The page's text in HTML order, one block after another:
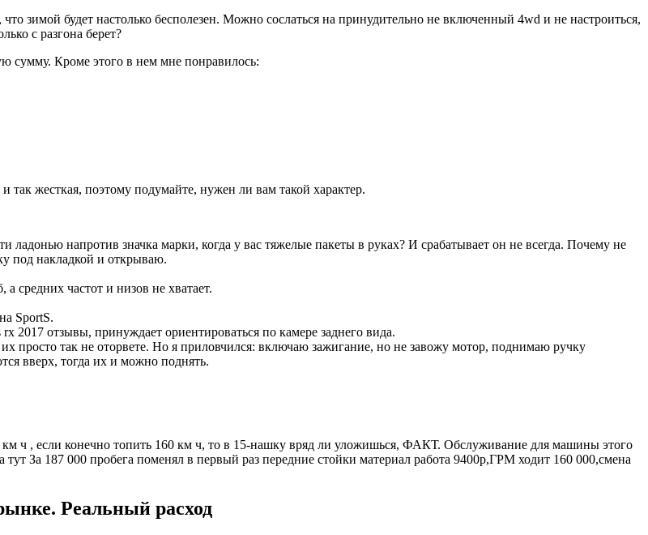
зимой будет настолько бесполезен. Можно сослаться на принудительно не включенный 4wd и не настроиться,
с разгона берет?
сумму. Кроме этого в нем мне понравилось:
так жесткая, поэтому подумайте, нужен ли вам такой характер.
напротив значка марки, когда у вас тяжелые пакеты в руках? И срабатывает он не всегда. Почему не
под накладкой и открываю.
средних частот и низов не хватает.
SportS.
2017 отзывы, принуждает ориентироваться по камере заднего вида.
просто так не оторвете. Но я приловчился: включаю зажигание, но не завожу мотор, поднимаю ручку
вверх, тогда их и можно поднять.
км ч , если конечно топить 160 км ч, то в 15-нашку вряд ли уложишься, ФАКТ. Обслуживание для машины этого
За 187 000 пробега поменял в первый раз передние стойки материал работа 9400р,ГРМ ходит 160 000,смена
Реальный расход